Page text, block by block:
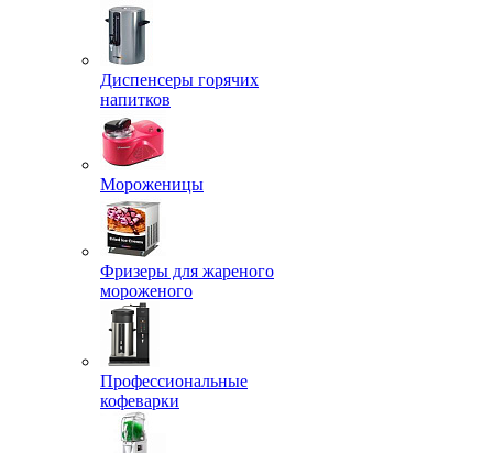
Диспенсеры горячих
напитков
Мороженицы
Фризеры для жареного
мороженого
Профессиональные
кофеварки